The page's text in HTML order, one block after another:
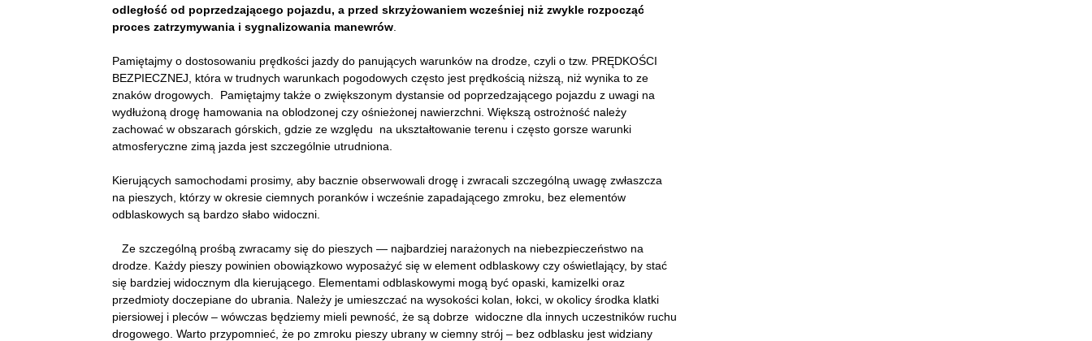
odległość od poprzedzającego pojazdu, a przed skrzyżowaniem wcześniej niż zwykle rozpocząć
proces zatrzymywania i sygnalizowania manewrów
Pamiętajmy o dostosowaniu prędkości jazdy do panujących warunków na drodze, czyli o tzw. PRĘDKOŚCI
BEZPIECZNEJ, która w trudnych warunkach pogodowych często jest prędkością niższą, niż wynika to ze
znaków drogowych. Pamiętajmy także o zwiększonym dystansie od poprzedzającego pojazdu z uwagi na
wydłużoną drogę hamowania na oblodzonej czy ośnieżonej nawierzchni. Większą ostrożność należy
zachować w obszarach górskich, gdzie ze względu na ukształtowanie terenu i często gorsze warunki
atmosferyczne zimą jazda jest szczególnie utrudniona.
Kierujących samochodami prosimy, aby bacznie obserwowali drogę i zwracali szczególną uwagę zwłaszcza
na pieszych, którzy w okresie ciemnych poranków i wcześnie zapadającego zmroku, bez elementów
odblaskowych są bardzo słabo widoczni.
Ze szczególną prośbą zwracamy się do pieszych — najbardziej narażonych na niebezpieczeństwo na
drodze. Każdy pieszy powinien obowiązkowo wyposażyć się w element odblaskowy czy oświetlający, by stać
się bardziej widocznym dla kierującego. Elementami odblaskowymi mogą być opaski, kamizelki oraz
przedmioty doczepiane do ubrania. Należy je umieszczać na wysokości kolan, łokci, w okolicy środka klatki
piersiowej i pleców – wówczas będziemy mieli pewność, że są dobrze widoczne dla innych uczestników ruchu
drogowego. Warto przypomnieć, że po zmroku pieszy ubrany w ciemny strój – bez odblasku jest widziany